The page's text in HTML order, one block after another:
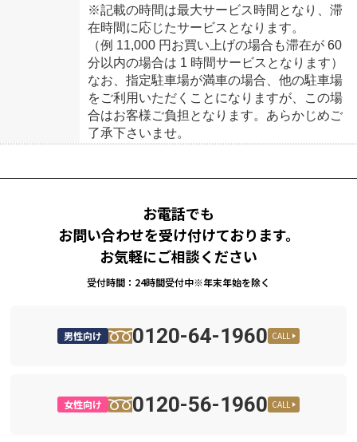
※記載の時間は最大サービス時間となり、滞
在時間に応じたサービスとなります。
（例 11,000 円お買い上げの場合も滞在が 60
分以内の場合は 1 時間サービスとなります）
なお、指定駐車場が満車の場合、他の駐車場
をご利用いただくことになりますが、この場
合はお客様ご負担となります。あらかじめご
了承下さいませ。
お電話でも
お問い合わせを受け付けております。
お気軽にご相談ください
受付時間：24時間受付中※年末年始を除く
男性向け 0120-64-1960 CALL
女性向け 0120-56-1960 CALL